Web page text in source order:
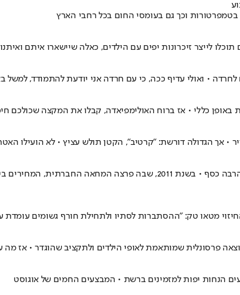
בטמפרטורות וכך גם בעומסי החום בכל רחבי הארץ
לייצר זיכרונות יפים עם הילדים, כאלה שיישארו איתם
• ואולי עדיף ככה, כי עם חרדה אני יודעת להתמודד,
באופן כללי • אז ברוח האולימפיאדה, קבלו את המקצה שכולכם
• אך הגדולה דורשת: "קרטיב", הקטן תולש עציץ • לא הועילו
טק: "ההסתברות לסתיו ולתחילת חורף גשומים עומדת על כ50
פרסונלית שמותאמת לאופי הילדים ולתקציב שהוגדר • אז מה
הנחות יפות למזמינים ברשת • המבצעים החמים של אוגוסט